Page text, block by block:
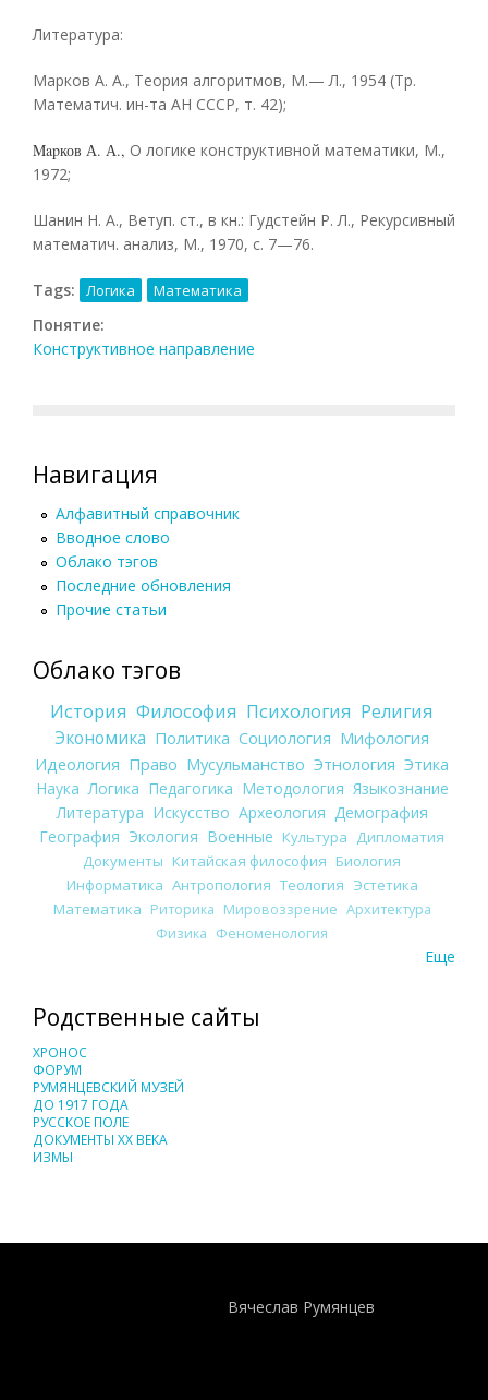
Литература:
Mapков А. А., Теория алгоритмов, М.— Л., 1954 (Тр.
Математич. ин-та АН СССР, т. 42);
Mapков А. А., О логике конструктивной математики, М.,
1972;
Шанин Η. Α., Ветуп. ст., в кн.: Гудстейн Р. Л., Рекурсивный
математич. анализ, М., 1970, с. 7—76.
Tags: Логика Математика
Понятие:
Конструктивное направление
Навигация
Алфавитный справочник
Вводное слово
Облако тэгов
Последние обновления
Прочие статьи
Облако тэгов
История Философия Психология Религия
Экономика Политика Социология Мифология
Идеология Право Мусульманство Этнология Этика
Наука Логика Педагогика Методология Языкознание
Литература Искусство Археология Демография
География Экология Военные Культура
Дипломатия
Документы Китайская философия Биология
Информатика Антропология Теология Эстетика
Математика Риторика Мировоззрение Архитектура
Физика Феноменология
Еще
Родственные сайты
ХРОНОС
ФОРУМ
РУМЯНЦЕВСКИЙ МУЗЕЙ
ДО 1917 ГОДА
РУССКОЕ ПОЛЕ
ДОКУМЕНТЫ XX ВЕКА
ИЗМЫ
Вячеслав Румянцев